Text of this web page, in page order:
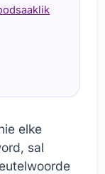
elke
sal